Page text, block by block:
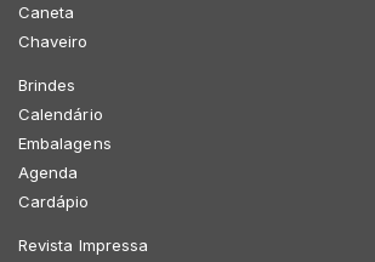
Caneta
Chaveiro
Brindes
Calendário
Embalagens
Agenda
Cardápio
Revista Impressa